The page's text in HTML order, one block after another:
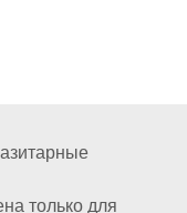
только для